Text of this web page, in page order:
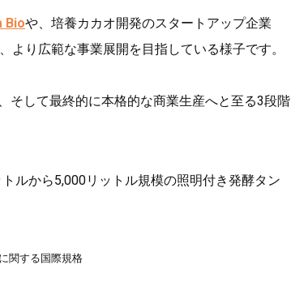
Bioや、培養カカオ開発のスタートアップ企業
より広範な事業展開を目指している様子です。
そして最終的に本格的な商業生産へと至る3段階
ルから5,000リットル規模の照明付き発酵タン
関する国際規格